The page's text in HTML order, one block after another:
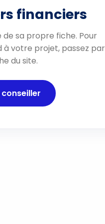
financiers
sa propre fiche. Pour
votre projet, passez par
du site.